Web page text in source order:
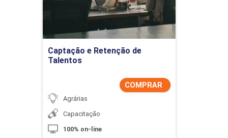
Captação e Retenção de
Talentos
COMPRAR
Agrárias
Capacitação
100% on-line
Comprar Agora